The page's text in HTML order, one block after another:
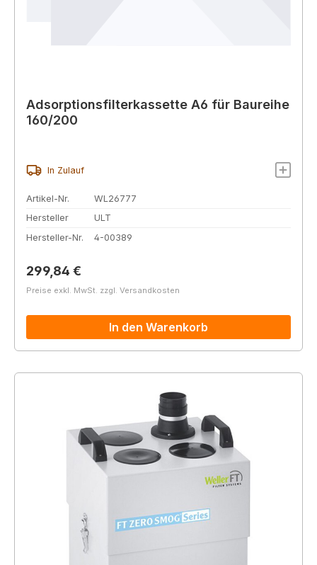
Adsorptionsfilterkassette A6 für Baureihe
160/200
In Zulauf
Artikel-Nr.
WL26777
Hersteller
ULT
Hersteller-Nr.
4-00389
Regulärer Preis:
299,84 €
Preise exkl. MwSt. zzgl. Versandkosten
In den Warenkorb